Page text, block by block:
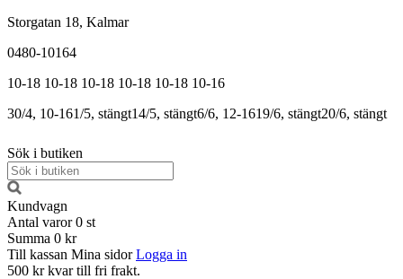
Storgatan 18, Kalmar
0480-10164
10-18 10-18 10-18 10-18 10-18 10-16
30/4, 10-161/5, stängt14/5, stängt6/6, 12-1619/6, stängt20/6, stängt
Sök i butiken
Kundvagn
Antal varor 0 st
Summa 0 kr
Till kassan Mina sidor Logga in
500 kr kvar till fri frakt.